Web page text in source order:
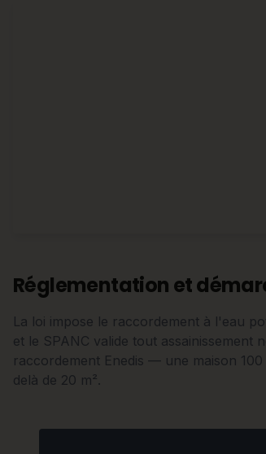
Réglementation et
La loi impose le raccordement à l'eau
et le SPANC valide tout assainissement
raccordement Enedis — une maison
delà de 20 m².